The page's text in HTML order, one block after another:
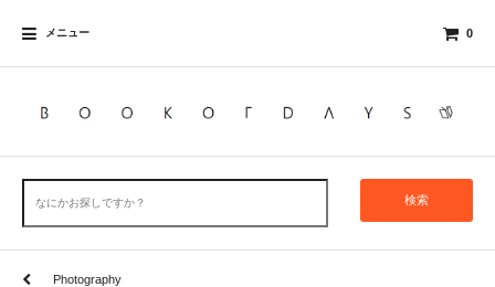
メニュー 0
検索
Photography